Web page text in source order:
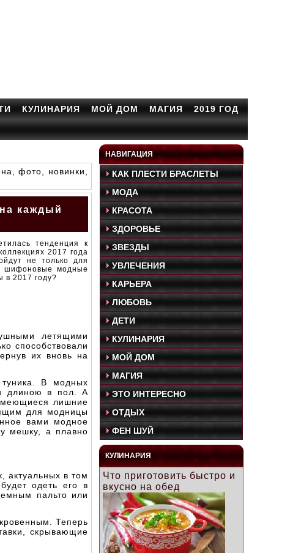
КУЛИНАРИЯ МОЙ ДОМ МАГИЯ 2019 ГОД
фото, новинки,
каждый
тенденция к
2017 года
не только для
шифоновые модные
в 2017 году?
летящими
способствовали
их вновь на
В модных
и длиною в пол. А
лишние
для модницы
вами модное
мешку, а плавно
актуальных в том
одеть его в
пальто или
Теперь
скрывающие
НАВИГАЦИЯ
КАК ПЛЕСТИ БРАСЛЕТЫ
МОДА
КРАСОТА
ЗДОРОВЬЕ
ЗВЕЗДЫ
УВЛЕЧЕНИЯ
КАРЬЕРА
ЛЮБОВЬ
ДЕТИ
КУЛИНАРИЯ
МОЙ ДОМ
МАГИЯ
ЭТО ИНТЕРЕСНО
ОТДЫХ
ФЕН ШУЙ
КУЛИНАРИЯ
Что приготовить быстро и
вкусно на обед